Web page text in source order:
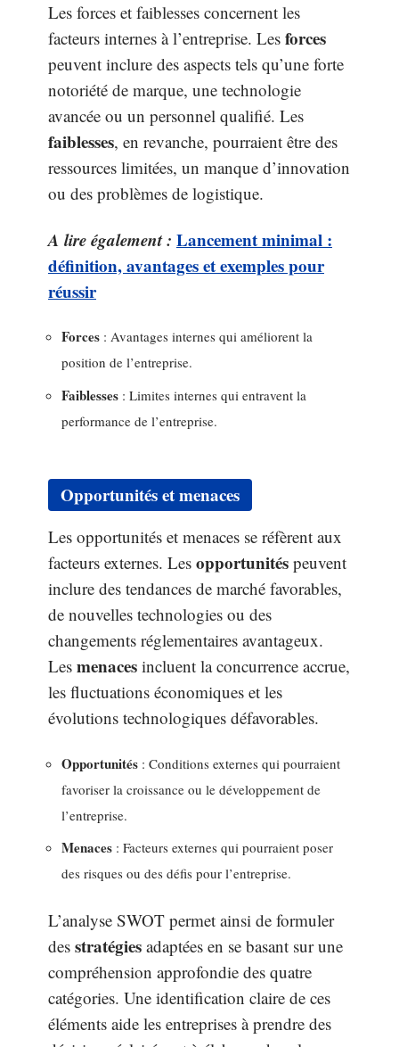
Les forces et faiblesses concernent les
facteurs internes à l’entreprise. Les forces
peuvent inclure des aspects tels qu’une forte
notoriété de marque, une technologie
avancée ou un personnel qualifié. Les
faiblesses, en revanche, pourraient être des
ressources limitées, un manque d’innovation
ou des problèmes de logistique.
A lire également : Lancement minimal :
définition, avantages et exemples pour
réussir
Forces : Avantages internes qui améliorent la
position de l’entreprise.
Faiblesses : Limites internes qui entravent la
performance de l’entreprise.
Opportunités et menaces
Les opportunités et menaces se réfèrent aux
facteurs externes. Les opportunités peuvent
inclure des tendances de marché favorables,
de nouvelles technologies ou des
changements réglementaires avantageux.
Les menaces incluent la concurrence accrue,
les fluctuations économiques et les
évolutions technologiques défavorables.
Opportunités : Conditions externes qui pourraient
favoriser la croissance ou le développement de
l’entreprise.
Menaces : Facteurs externes qui pourraient poser
des risques ou des défis pour l’entreprise.
L’analyse SWOT permet ainsi de formuler
des stratégies adaptées en se basant sur une
compréhension approfondie des quatre
catégories. Une identification claire de ces
éléments aide les entreprises à prendre des